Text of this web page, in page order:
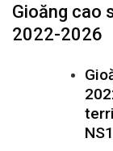
Gioăng cao
2022-2026